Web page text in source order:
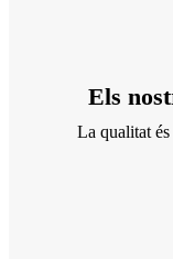
Els
La qualitat